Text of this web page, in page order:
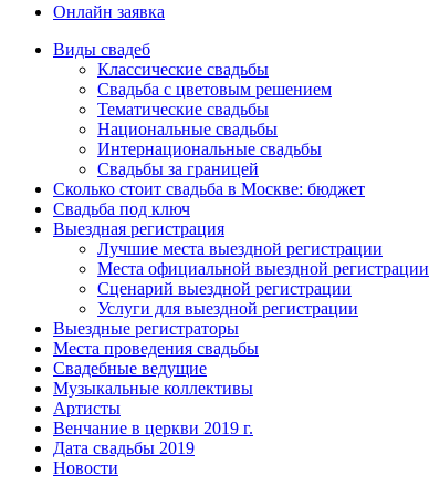
Онлайн заявка
Виды свадеб
Классические свадьбы
Cвадьба с цветовым решением
Тематические свадьбы
Национальные свадьбы
Интернациональные свадьбы
Свадьбы за границей
Сколько стоит свадьба в Москве: бюджет
Свадьба под ключ
Выездная регистрация
Лучшие места выездной регистрации
Места официальной выездной регистрации
Сценарий выездной регистрации
Услуги для выездной регистрации
Выездные регистраторы
Места проведения свадьбы
Свадебные ведущие
Музыкальные коллективы
Артисты
Венчание в церкви 2019 г.
Дата свадьбы 2019
Новости